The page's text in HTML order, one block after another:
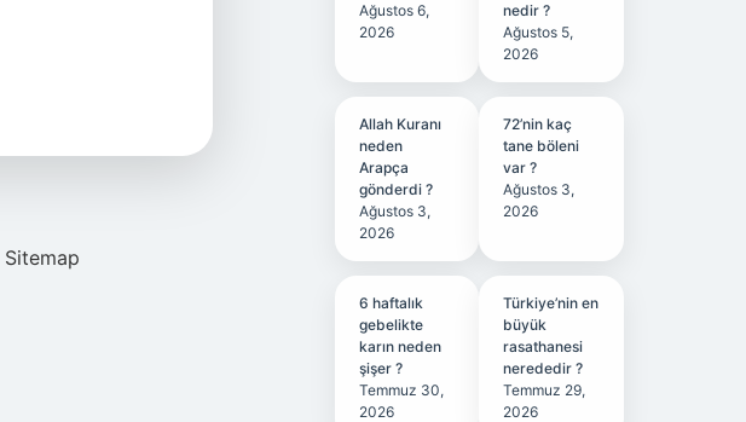
Sitemap
Ağustos 6,
2026
nedir ?
Ağustos 5,
2026
Allah Kuranı
neden
Arapça
gönderdi ?
Ağustos 3,
2026
72’nin kaç
tane böleni
var ?
Ağustos 3,
2026
6 haftalık
gebelikte
karın neden
şişer ?
Temmuz 30,
2026
Türkiye’nin en
büyük
rasathanesi
nerededir ?
Temmuz 29,
2026